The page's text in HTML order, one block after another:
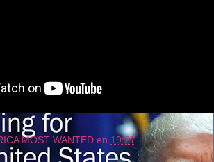
MOST WANTED en 19:27